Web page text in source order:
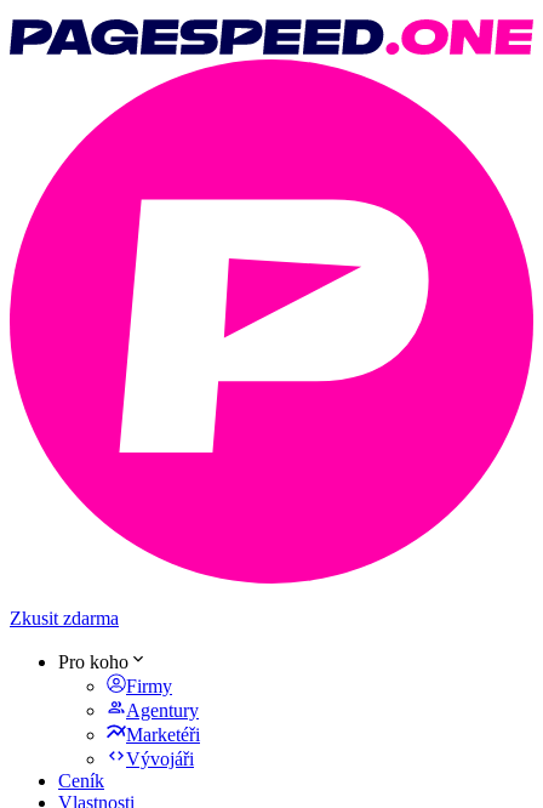
Zkusit zdarma
Pro koho
Firmy
Agentury
Marketéři
Vývojáři
Ceník
Vlastnosti